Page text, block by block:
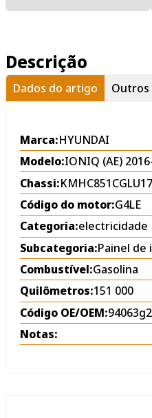
Descrição
Dados do artigo Outros
Marca:HYUNDAI
Modelo:IONIQ (AE)
Chassi:
Código do motor:G4LE
Categoria:electricidade
Subcategoria:Painel
Combustível:Gasolina
Quilômetros:151 000
Código OE/OEM:
Notas: